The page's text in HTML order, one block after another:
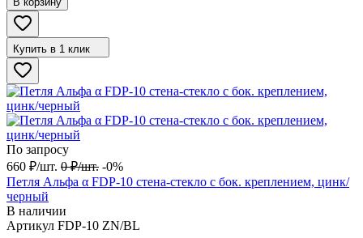
Купить в 1 клик
По запросу
660 ₽/шт. 0 ₽/шт. -0%
Петля Альфа α FDP-10 стена-стекло с бок. креплением, цинк/
черный
В наличии
Артикул FDP-10 ZN/BL